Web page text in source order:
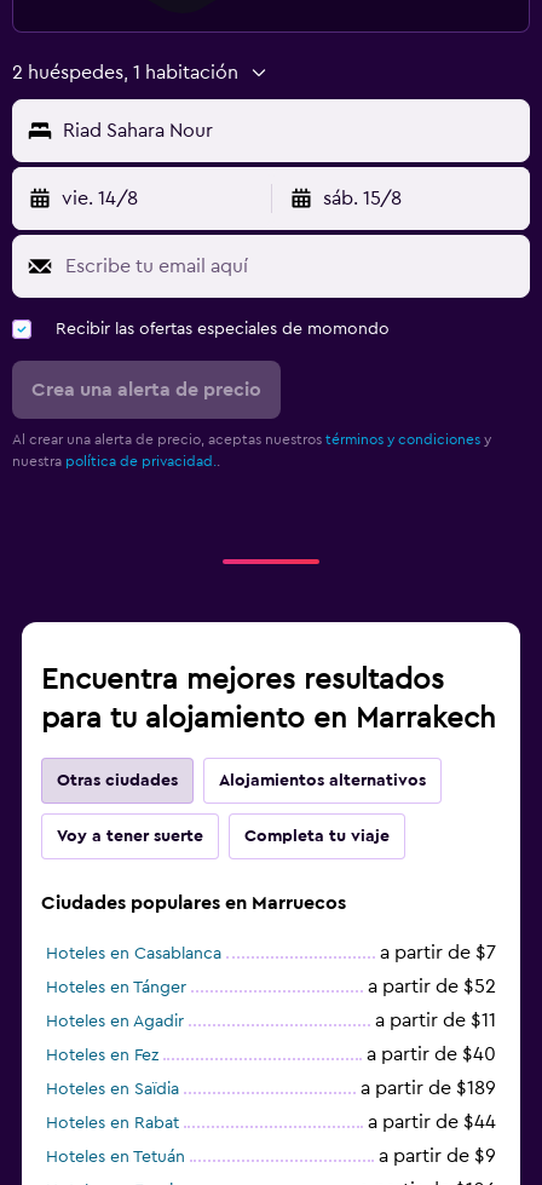
2 huéspedes, 1 habitación
Riad Sahara Nour
vie. 14/8 sáb. 15/8
Recibir las ofertas especiales de momondo
Crea una alerta de precio
Al crear una alerta de precio, aceptas nuestros términos y condiciones y
nuestra política de privacidad.
Encuentra mejores resultados
para tu alojamiento en Marrakech
Otras ciudades Alojamientos alternativos
Voy a tener suerte Completa tu viaje
Ciudades populares en Marruecos
Hoteles en Casablanca a partir de $7
Hoteles en Tánger a partir de $52
Hoteles en Agadir a partir de $11
Hoteles en Fez a partir de $40
Hoteles en Saïdia a partir de $189
Hoteles en Rabat a partir de $44
Hoteles en Tetuán a partir de $9